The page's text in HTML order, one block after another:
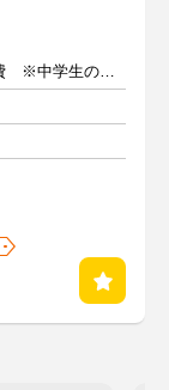
1授業(80分)2128円～＋交通費 ※中学生の場合